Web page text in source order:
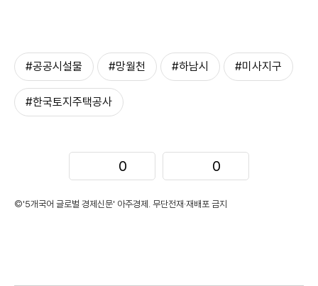
#공공시설물 #망월천 #하남시 #미사지구
#한국토지주택공사
0 0
©'5개국어 글로벌 경제신문' 아주경제. 무단전재·재배포 금지